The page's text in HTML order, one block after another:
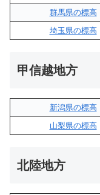
群馬県の標高
埼玉県の標高
甲信越地方
新潟県の標高
山梨県の標高
北陸地方